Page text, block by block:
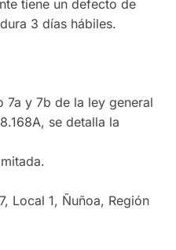
tiene un defecto de
3 días hábiles.
7a y 7b de la ley general
se detalla la
Local 1, Ñuñoa, Región